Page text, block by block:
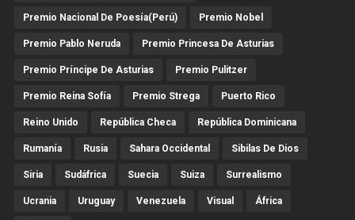
Premio Nacional De Poesía(Perú) Premio Nobel
Premio Pablo Neruda Premio Princesa De Asturias
Premio Príncipe De Asturias Premio Pulitzer
Premio Reina Sofía Premio Strega Puerto Rico
Reino Unido República Checa República Dominicana
Rumanía Rusia Sahara Occidental Sibilas De Dios
Siria Sudáfrica Suecia Suiza Surrealismo
Ucrania Uruguay Venezuela Visual África